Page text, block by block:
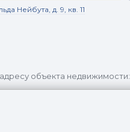
Нейбута, д. 9, кв. 11
объекта недвижимости: